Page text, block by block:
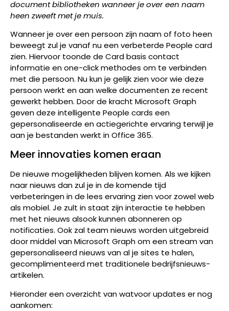
document bibliotheken wanneer je over een naam
heen zweeft met je muis.
Wanneer je over een persoon zijn naam of foto heen
beweegt zul je vanaf nu een verbeterde People card
zien. Hiervoor toonde de Card basis contact
informatie en one-click methodes om te verbinden
met die persoon. Nu kun je gelijk zien voor wie deze
persoon werkt en aan welke documenten ze recent
gewerkt hebben. Door de kracht Microsoft Graph
geven deze intelligente People cards een
gepersonaliseerde en actiegerichte ervaring terwijl je
aan je bestanden werkt in Office 365.
Meer innovaties komen eraan
De nieuwe mogelijkheden blijven komen. Als we kijken
naar nieuws dan zul je in de komende tijd
verbeteringen in de lees ervaring zien voor zowel web
als mobiel. Je zult in staat zijn interactie te hebben
met het nieuws alsook kunnen abonneren op
notificaties. Ook zal team nieuws worden uitgebreid
door middel van Microsoft Graph om een stream van
gepersonaliseerd nieuws van al je sites te halen,
gecomplimenteerd met traditionele bedrijfsnieuws-
artikelen.
Hieronder een overzicht van watvoor updates er nog
aankomen: